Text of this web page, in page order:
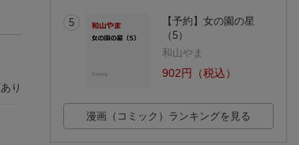
り
5
【予約】女の園の星
（5）
和山やま
902円（税込）
漫画（コミック）ランキングを見る